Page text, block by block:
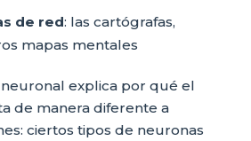
de red: las cartógrafas,
mapas mentales
explica por qué el
de manera diferente a
ciertos tipos de neuronas